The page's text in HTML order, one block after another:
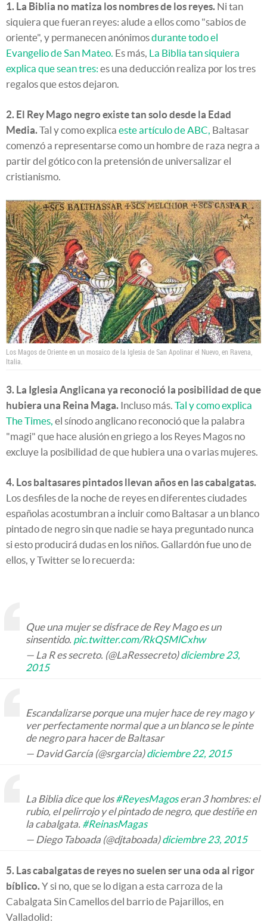
1. La Biblia no matiza los nombres de los reyes. Ni tan
siquiera que fueran reyes: alude a ellos como "sabios de
oriente", y permanecen anónimosdurante todo el
Evangelio de San Mateo. Es más, La Biblia tan siquiera
explica que sean tres: es una deducción realiza por los tres
regalos que estos dejaron.
2. El Rey Mago negro existe tan solo desde la Edad
Media.Tal y como explica este artículo de ABC, Baltasar
comenzó a representarse como un hombre de raza negra a
partir del gótico con la pretensión de universalizar el
cristianismo.
Los Magos de Oriente en un mosaico de la Iglesia de San Apolinar el Nuevo, en Ravena,
Italia.
3. La Iglesia Anglicana ya reconoció la posibilidad de que
hubiera una Reina Maga. Incluso más. Tal y como explica
The Times, el sínodo anglicano reconoció que la palabra
"magi" que hace alusión en griego a los Reyes Magos no
excluye la posibilidad de que hubiera una o varias mujeres.
4. Los baltasares pintados llevan años en las cabalgatas.
Los desfiles de la noche de reyes en diferentes ciudades
españolas acostumbran a incluir como Baltasar a un blanco
pintado de negro sin que nadie se haya preguntado nunca
si esto producirá dudas en los niños. Gallardón fue uno de
ellos, y Twitter se lo recuerda:
Que una mujer se disfrace de Rey Mago es un
sinsentido. pic.twitter.com/RkQSMlCxhw
— La R es secreto. (@LaRessecreto)diciembre 23,
2015
Escandalizarse porque una mujer hace de rey mago y
ver perfectamente normal que a un blanco se le pinte
de negro para hacer de Baltasar
— David García (@srgarcia)diciembre 22, 2015
La Biblia dice que los#ReyesMagoseran 3 hombres: el
rubio, el pelirrojo y el pintado de negro, que destiñe en
la cabalgata. #ReinasMagas
— Diego Taboada (@djtaboada)diciembre 23, 2015
5. Las cabalgatas de reyes no suelen ser una oda al rigor
bíblico. Y si no, que se lo digan a esta carroza de la
Cabalgata Sin Camellos del barrio de Pajarillos, en
Valladolid: